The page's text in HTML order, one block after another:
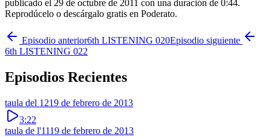
publicado el 29 de octubre de 2011 con una duración de 0:44.
Reprodúcelo o descárgalo gratis en Poderato.
Episodio anterior6th LISTENING 020Episodio siguiente
6th LISTENING 022
Episodios Recientes
taula del 1219 de febrero de 2013
3:22
taula de l'1119 de febrero de 2013